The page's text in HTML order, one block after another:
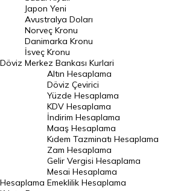
Avustralya Doları
Danimarka Kronu Kuru
Kanada Doları Kuru
Norveç Kronu Kuru
İsveç Kronu Kuru
Japon Yeni Kuru
Serbest Piyasa Döviz Kurları
Merkez Bankası Döviz Kurları
Altın Fiyatları
Döviz
Japon Yeni
Avustralya Doları
Norveç Kronu
Danimarka Kronu
İsveç Kronu
Merkez Bankası Kurlari
Hesaplama
Altın Hesaplama
Döviz Çevirici
Yüzde Hesaplama
KDV Hesaplama
İndirim Hesaplama
Maaş Hesaplama
Kıdem Tazminatı Hesaplama
Zam Hesaplama
Gelir Vergisi Hesaplama
Mesai Hesaplama
Emeklilik Hesaplama